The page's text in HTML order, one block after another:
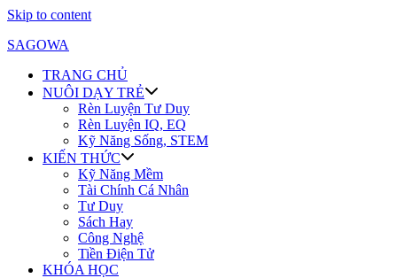
Skip to content
SAGOWA
TRANG CHỦ
NUÔI DẠY TRẺ
Rèn Luyện Tư Duy
Rèn Luyện IQ, EQ
Kỹ Năng Sống, STEM
KIẾN THỨC
Kỹ Năng Mềm
Tài Chính Cá Nhân
Tư Duy
Sách Hay
Công Nghệ
Tiền Điện Tử
KHÓA HỌC